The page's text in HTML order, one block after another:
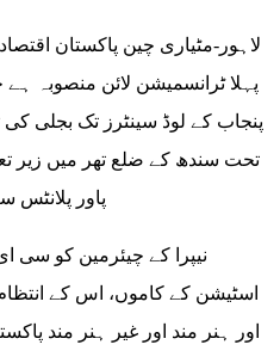
لاہور-مٹیاری چین پاکستان
پہلا ٹرانسمیشن لائن منصوبہ
پنجاب کے لوڈ سینٹرز تک بجلی
تحت سندھ کے ضلع تھر میں زیر
پاور پلانٹس
نیپرا کے چیئرمین کو سی
اسٹیشن کے کاموں، اس کے
اور ہنر مند اور غیر ہنر مند